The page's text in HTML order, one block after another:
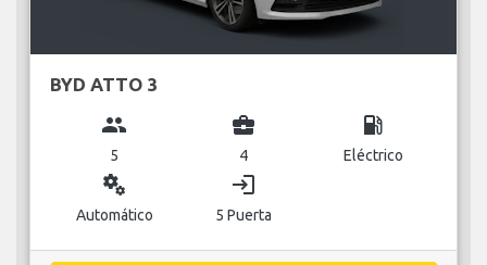
BYD ATTO 3
group
5
business_center
4
local_gas_station
Eléctrico
miscellaneous_services
Automático
login
5 Puerta